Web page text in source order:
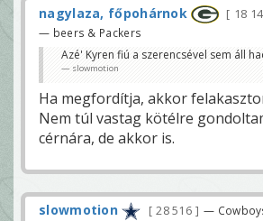
nagylaza, főpohárnok 18
— beers & Packers
Azé' Kyren fiú a szerencsével sem áll
slowmotion
Ha megfordítja, akkor
Nem túl vastag kötélre
cérnára, de akkor is.
slowmotion 28 516 —